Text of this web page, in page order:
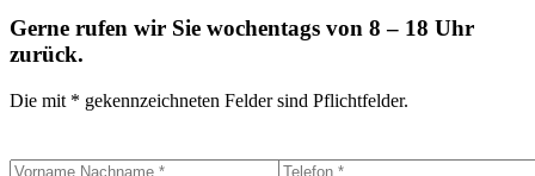
Gerne rufen wir Sie wochentags von 8 – 18 Uhr
zurück.
Die mit * gekennzeichneten Felder sind Pflichtfelder.